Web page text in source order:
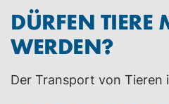
DÜRFEN TIERE
WERDEN?
Der Transport von Tieren